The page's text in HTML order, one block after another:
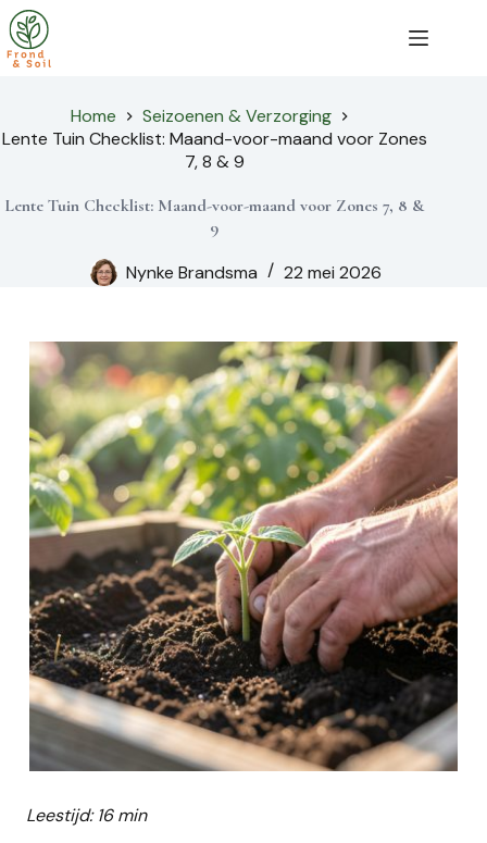
Ga
naar
de
Home
Seizoenen & Verzorging
Lente Tuin Checklist: Maand-voor-maand voor Zones
7, 8 & 9
Lente Tuin Checklist: Maand-voor-maand voor Zones 7, 8 &
9
Nynke Brandsma 22 mei 2026
Leestijd: 16 min